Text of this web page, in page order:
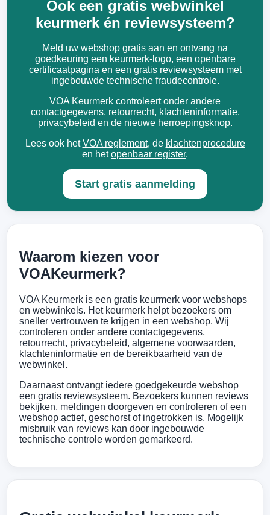
Ook een gratis webwinkel
keurmerk én reviewsysteem?
Meld uw webshop gratis aan en ontvang na
goedkeuring een keurmerk-logo, een openbare
certificaatpagina en een gratis reviewsysteem met
ingebouwde technische fraudecontrole.
VOA Keurmerk controleert onder andere
contactgegevens, retourrecht, klachteninformatie,
privacybeleid en de nieuwe herroepingsknop.
Lees ook hetVOA reglement, de klachtenprocedure
en hetopenbaar register.
Start gratis aanmelding
Waarom kiezen voor
VOAKeurmerk?
VOA Keurmerk is een gratis keurmerk voor webshops
en webwinkels. Het keurmerk helpt bezoekers om
sneller vertrouwen te krijgen in een webshop. Wij
controleren onder andere contactgegevens,
retourrecht, privacybeleid, algemene voorwaarden,
klachteninformatie en de bereikbaarheid van de
webwinkel.
Daarnaast ontvangt iedere goedgekeurde webshop
een gratis reviewsysteem. Bezoekers kunnen reviews
bekijken, meldingen doorgeven en controleren of een
webshop actief, geschorst of ingetrokken is. Mogelijk
misbruik van reviews kan door ingebouwde
technische controle worden gemarkeerd.